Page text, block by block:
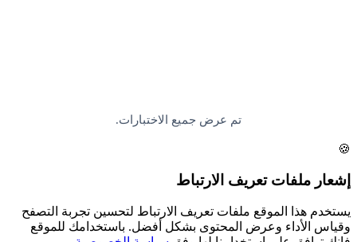
تم عرض جميع الاختبارات.
🍪
إشعار ملفات تعريف الارتباط
يستخدم هذا الموقع ملفات تعريف الارتباط لتحسين تجربة التصفح
وقياس الأداء وعرض المحتوى بشكل أفضل. باستخدامك للموقع